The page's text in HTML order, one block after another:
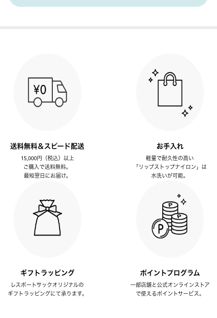
送料無料＆スピード配送
15,000円（税込）以上
ご購入で送料無料。
最短翌日にお届け。
お手入れ
軽量で耐久性の高い
「リップストップナイロン」は
水洗いが可能。
ギフトラッピング
レスポートサックオリジナルの
ギフトラッピングにて承ります。
ポイントプログラム
一部店舗と公式オンラインストア
で使えるポイントサービス。